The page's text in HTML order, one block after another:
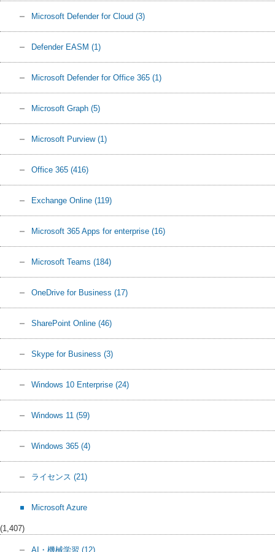
Microsoft Defender for Cloud (3)
Defender EASM (1)
Microsoft Defender for Office 365 (1)
Microsoft Graph (5)
Microsoft Purview (1)
Office 365 (416)
Exchange Online (119)
Microsoft 365 Apps for enterprise (16)
Microsoft Teams (184)
OneDrive for Business (17)
SharePoint Online (46)
Skype for Business (3)
Windows 10 Enterprise (24)
Windows 11 (59)
Windows 365 (4)
ライセンス (21)
Microsoft Azure
(1,407)
AI・機械学習 (12)